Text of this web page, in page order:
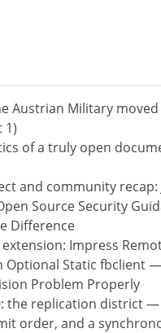
Austrian Military
1)
of a truly open
and community recap:
Source Security
Difference
Impress
Optional Static fbclient
Problem Properly
the replication district
order, and a